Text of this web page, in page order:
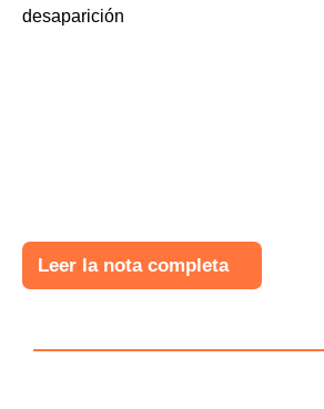
Leer la nota completa